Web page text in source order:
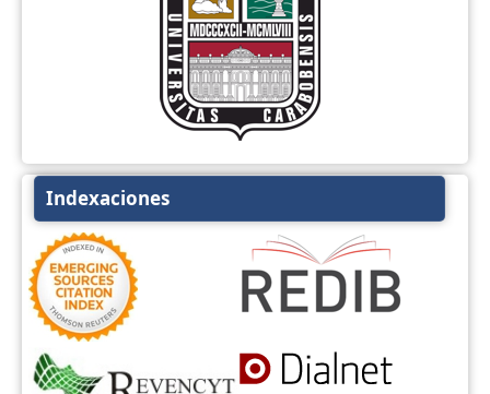
Indexaciones